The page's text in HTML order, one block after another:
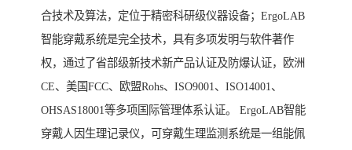
合技术及算法，定位于精密科研级仪器设备；ErgoLAB
智能穿戴系统是完全技术，具有多项发明与软件著作
权，通过了省部级新技术新产品认证及防爆认证，欧洲
CE、美国FCC、欧盟Rohs、ISO9001、ISO14001、
OHSAS18001等多项国际管理体系认证。 ErgoLAB智能
穿戴人因生理记录仪，可穿戴生理监测系统是一组能佩